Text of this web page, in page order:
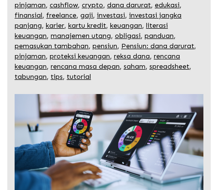
pinjaman, cashflow, crypto, dana darurat, edukasi,
finansial, freelance, gaji, investasi, investasi jangka
panjang, karier, kartu kredit, keuangan, literasi
keuangan, manajemen utang, obligasi, panduan,
pemasukan tambahan, pensiun, Pensiun: dana darurat,
pinjaman, proteksi keuangan, reksa dana, rencana
keuangan, rencana masa depan, saham, spreadsheet,
tabungan, tips, tutorial